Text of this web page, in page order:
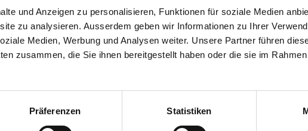
und Anzeigen zu personalisieren, Funktionen für soziale Medien
zu analysieren. Ausserdem geben wir Informationen zu Ihrer
Medien, Werbung und Analysen weiter. Unsere Partner führen
zusammen, die Sie ihnen bereitgestellt haben oder die sie im
Präferenzen Statistiken